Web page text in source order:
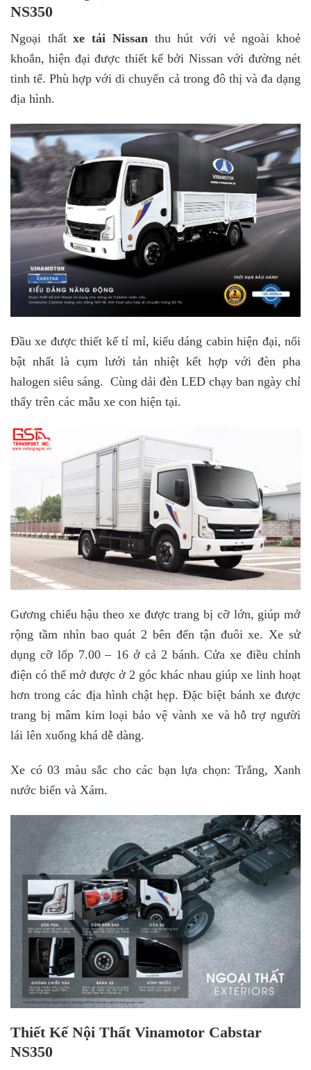
NS350
Ngoại thấtxe tải Nissan thu hút với vẻ ngoài khoẻ
khoắn, hiện đại được thiết kế bởi Nissan với đường nét
tinh tế. Phù hợp với di chuyển cả trong đô thị và đa dạng
địa hình.
Đầu xe được thiết kế tỉ mỉ, kiểu dáng cabin hiện đại, nổi
bật nhất là cụm lưới tản nhiệt kết hợp với đèn pha
halogen siêu sáng. Cùng dải đèn LED chạy ban ngày chỉ
thấy trên các mẫu xe con hiện tại.
Gương chiếu hậu theo xe được trang bị cỡ lớn, giúp mở
rộng tầm nhìn bao quát 2 bên đến tận đuôi xe. Xe sử
dụng cỡ lốp 7.00 – 16 ở cả 2 bánh. Cửa xe điều chỉnh
điện có thể mở được ở 2 góc khác nhau giúp xe linh hoạt
hơn trong các địa hình chật hẹp. Đặc biệt bánh xe được
trang bị mâm kim loại bảo vệ vành xe và hỗ trợ người
lái lên xuống khá dễ dàng.
Xe có 03 màu sắc cho các bạn lựa chọn: Trắng, Xanh
nước biển và Xám.
Thiết Kế Nội Thất Vinamotor Cabstar
NS350